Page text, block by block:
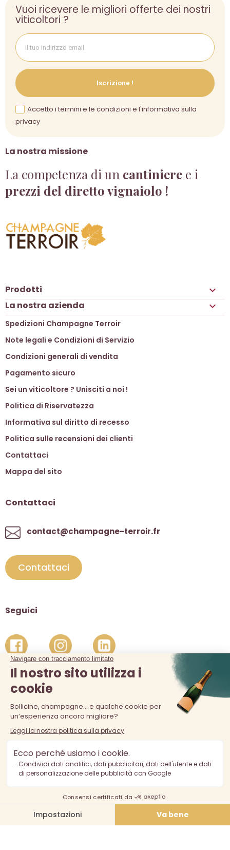
La nostra missione
La competenza di un cantiniere e i
prezzi del diretto vignaiolo !
Vuoi ricevere le migliori offerte dei nostri
viticoltori ?
Iscrizione !
Accetto i termini e le condizioni e l'informativa sulla
privacy
Prodotti 
La nostra azienda 
Spedizioni Champagne Terroir
Note legali e Condizioni di Servizio
Condizioni generali di vendita
Pagamento sicuro
Sei un viticoltore ? Unisciti a noi !
Politica di Riservatezza
Informativa sul diritto di recesso
Politica sulle recensioni dei clienti
Contattaci
Mappa del sito
Contattaci
contact@champagne-terroir.fr
Contattaci
Seguici
La vendita di alcolici è vietata ai minori di 18 anni. L'abuso di